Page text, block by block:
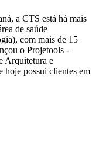
a CTS está há mais
de saúde
com mais de 15
o Projetools -
Arquitetura e
hoje possui clientes em